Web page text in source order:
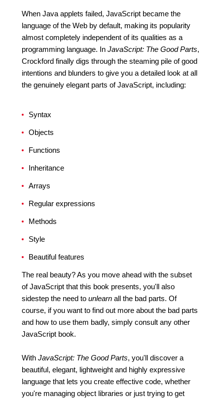
When Java applets failed, JavaScript became the
language of the Web by default, making its popularity
almost completely independent of its qualities as a
programming language. In JavaScript: The Good Parts,
Crockford finally digs through the steaming pile of good
intentions and blunders to give you a detailed look at all
the genuinely elegant parts of JavaScript, including:
Syntax
Objects
Functions
Inheritance
Arrays
Regular expressions
Methods
Style
Beautiful features
The real beauty? As you move ahead with the subset
of JavaScript that this book presents, you'll also
sidestep the need to unlearn all the bad parts. Of
course, if you want to find out more about the bad parts
and how to use them badly, simply consult any other
JavaScript book.
With JavaScript: The Good Parts, you'll discover a
beautiful, elegant, lightweight and highly expressive
language that lets you create effective code, whether
you're managing object libraries or just trying to get